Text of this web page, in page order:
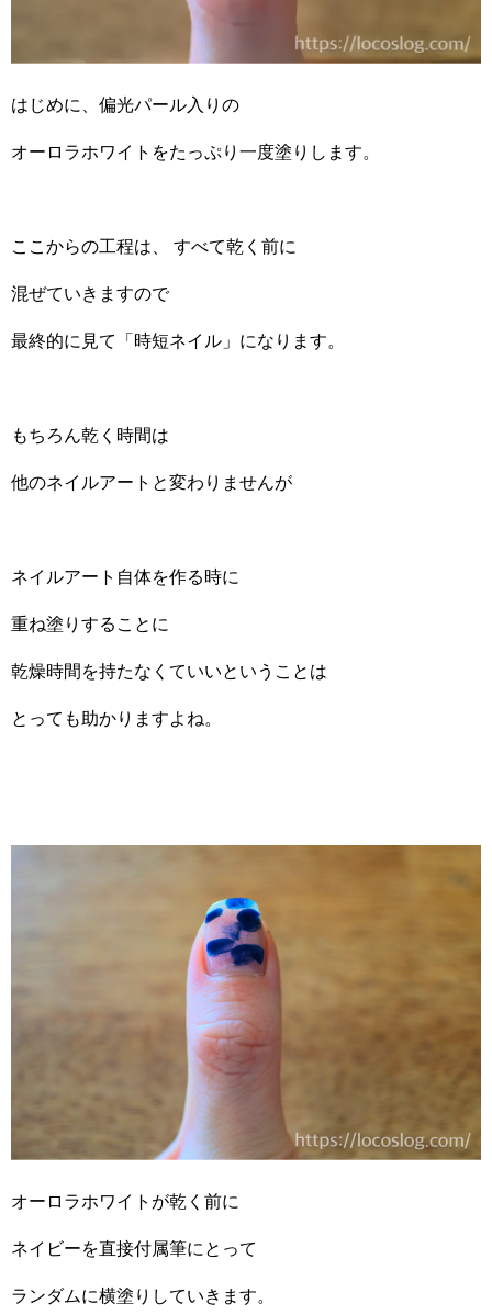
はじめに、偏光パール入りの
オーロラホワイトをたっぷり一度塗りします。
ここからの工程は、 すべて乾く前に
混ぜていきますので
最終的に見て「時短ネイル」になります。
もちろん乾く時間は
他のネイルアートと変わりませんが
ネイルアート自体を作る時に
重ね塗りすることに
乾燥時間を持たなくていいということは
とっても助かりますよね。
オーロラホワイトが乾く前に
ネイビーを直接付属筆にとって
ランダムに横塗りしていきます。